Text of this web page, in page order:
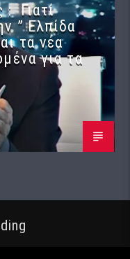
: Γιατί
” Ελπίδα
τα νέα
για τα